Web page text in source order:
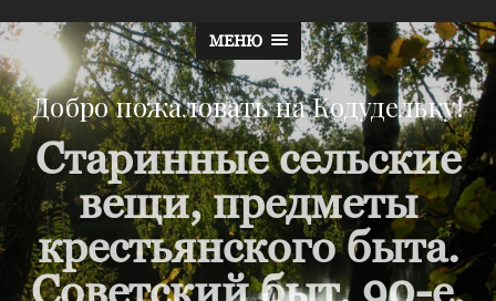
МЕНЮ
Добро пожаловать на Кодудельку!
Старинные сельские
вещи, предметы
крестьянского быта.